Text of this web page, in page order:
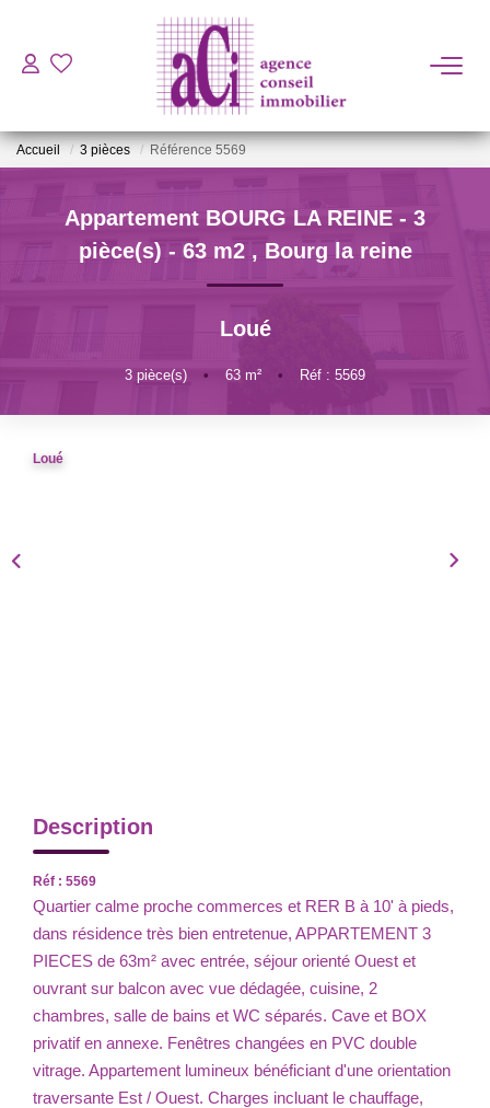
ACHETER
ESTIMER
BIENS VENDUS
Accueil 3 pièces Référence 5569
Appartement BOURG LA REINE - 3
pièce(s) - 63 m2 , Bourg la reine
Loué
3 pièce(s) • 63 m² • Réf : 5569
Loué
Description
Réf : 5569
Quartier calme proche commerces et RER B à 10' à pieds,
dans résidence très bien entretenue, APPARTEMENT 3
PIECES de 63m² avec entrée, séjour orienté Ouest et
ouvrant sur balcon avec vue dédagée, cuisine, 2
chambres, salle de bains et WC séparés. Cave et BOX
privatif en annexe. Fenêtres changées en PVC double
vitrage. Appartement lumineux bénéficiant d'une orientation
traversante Est / Ouest. Charges incluant le chauffage,